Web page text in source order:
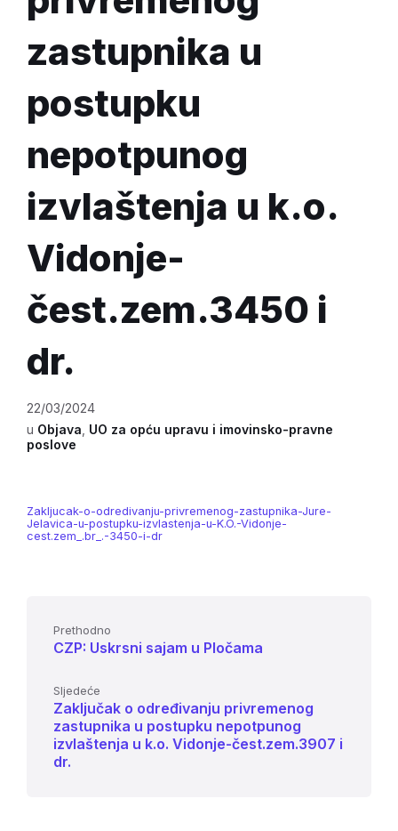
zastupnika u
postupku
nepotpunog
izvlaštenja u k.o.
Vidonje-
čest.zem.3450 i
dr.
22/03/2024
u Objava UO za opću upravu i imovinsko-pravne
poslove
Zakljucak-o-odredivanju-privremenog-zastupnika-Jure-
Jelavica-u-postupku-izvlastenja-u-K.O.-Vidonje-
cest.zem_.br_.-3450-i-dr
Prethodno
CZP: Uskrsni sajam u Pločama
Sljedeće
Zaključak o određivanju privremenog
zastupnika u postupku nepotpunog
izvlaštenja u k.o. Vidonje-čest.zem.3907 i
dr.